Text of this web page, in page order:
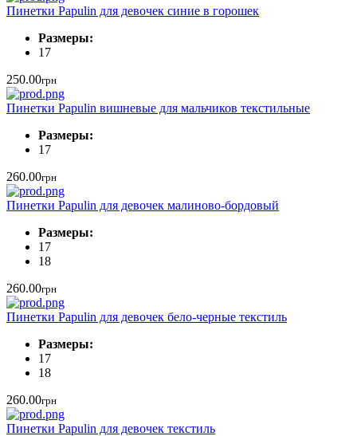
Пинетки Papulin для девочек синие в горошек
Размеры:
17
250.00грн
Пинетки Papulin вишневые для мальчиков текстильные
Размеры:
17
260.00грн
Пинетки Papulin для девочек малиново-бордовый
Размеры:
17
18
260.00грн
Пинетки Papulin для девочек бело-черные текстиль
Размеры:
17
18
260.00грн
Пинетки Papulin для девочек текстиль